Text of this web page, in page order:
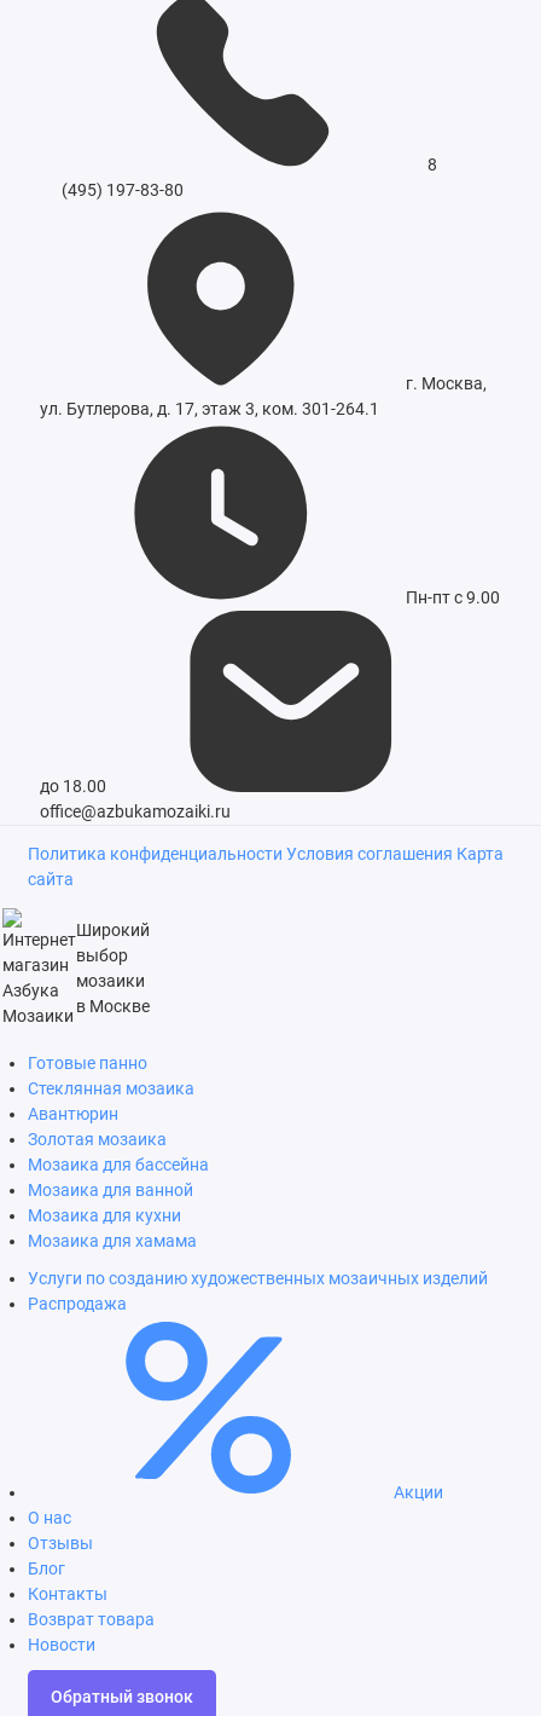
8
(495) 197-83-80
г. Москва,
ул. Бутлерова, д. 17, этаж 3, ком. 301-264.1
Пн-пт с 9.00
до 18.00
office@azbukamozaiki.ru
Политика конфиденциальности Условия соглашения Карта
сайта
Широкий
выбор
мозаики
в Москве
Готовые панно
Стеклянная мозаика
Авантюрин
Золотая мозаика
Мозаика для бассейна
Мозаика для ванной
Мозаика для кухни
Мозаика для хамама
Услуги по созданию художественных мозаичных изделий
Распродажа
Акции
О нас
Отзывы
Блог
Контакты
Возврат товара
Новости
Обратный звонок